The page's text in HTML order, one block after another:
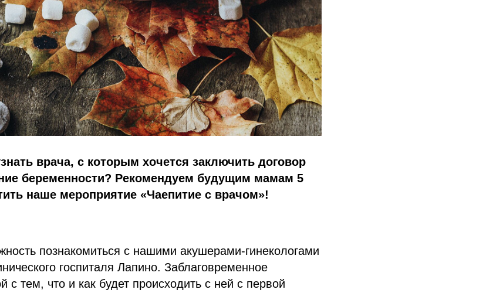
врача, с которым хочется заключить договор
беременности? Рекомендуем будущим мамам 5
наше мероприятие «Чаепитие с врачом»!
познакомиться с нашими акушерами-гинекологами
госпиталя Лапино. Заблаговременное
с тем, что и как будет происходить с ней с первой